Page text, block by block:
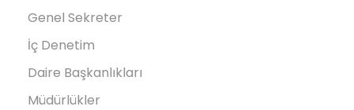
Genel Sekreter
İç Denetim
Daire Başkanlıkları
Müdürlükler